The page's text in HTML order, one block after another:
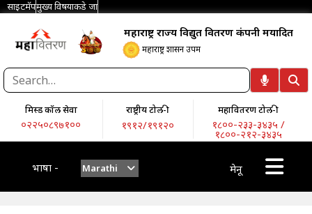
साइटमॅपमुख्य विषयाकडे जा
महाराष्ट्र राज्य विद्युत वितरण कंपनी मर्यादित
महाराष्ट्र शासन उपक्रम
मिस्ड कॉल सेवा
०२२५०८९७१००
राष्ट्रीय टोल-फ्री
१९१२/१९१२०
महावितरण टोल-फ्री
१८००-२३३-३४३५ /
१८००-२१२-३४३५
भाषा - Marathi मेनू